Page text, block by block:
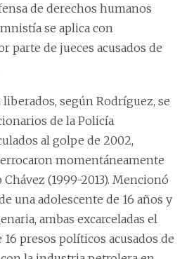
de derechos humanos
se aplica con
parte de jueces acusados de
según Rodríguez, se
de la Policía
al golpe de 2002,
momentáneamente
(1999-2013). Mencionó
una adolescente de 16 años y
ambas excarceladas el
presos políticos acusados de